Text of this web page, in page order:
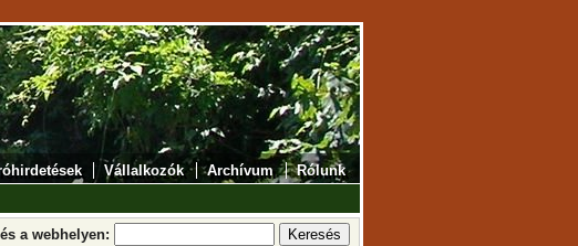
Vállalkozók Archívum Rólunk
a webhelyen: